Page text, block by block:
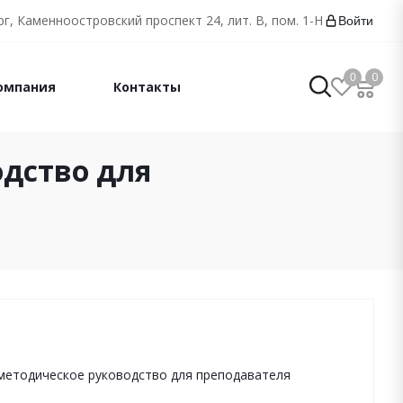
Каменноостровский проспект 24, лит. В, пом. 1-Н Войти
Контакты
0 0
для
руководство для преподавателя